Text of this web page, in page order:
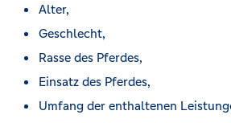
Alter,
Geschlecht,
Rasse des Pferdes,
Einsatz des Pferdes,
Umfang der enthaltenen